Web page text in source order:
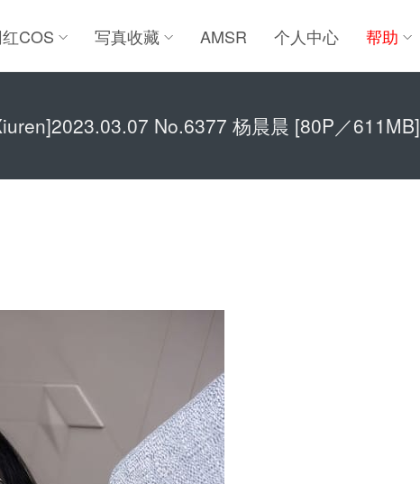
COS 写真收藏 AMSR 个人中心 帮助
No.6377 杨晨晨 [80P／611MB]